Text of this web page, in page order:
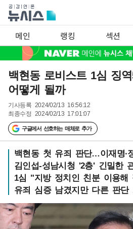
메인 랭킹 섹션
백현동 로비스트 1심 징
어떻게 될까
기사등록 2024/02/13 16:56:12
최종수정 2024/02/13 17:01:07
구글에서 선호하는 매체로 추가
백현동 첫 유죄 판단…이재명·
김인섭-성남시청 '2층' 긴밀한
1심 "지방 정치인 친분 이용해
유죄 심증 남겼지만 다른 판단